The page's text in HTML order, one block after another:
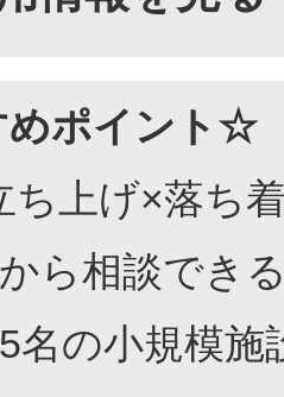
ポイント☆
上げ×落ち
ら相談でき
名の小規模